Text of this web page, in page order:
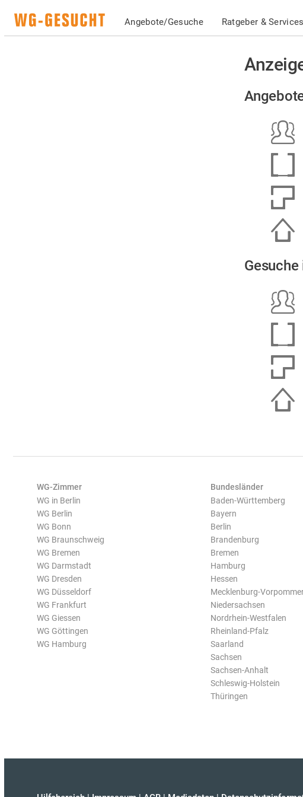
Angebote/Gesuche Ratgeber & Services
Gesuche
WG-Zimmer
WG in Berlin
WG Berlin
WG Bonn
WG Braunschweig
WG Bremen
WG Darmstadt
WG Dresden
WG Düsseldorf
WG Frankfurt
WG Giessen
WG Göttingen
WG Hamburg
Bundesländer
Baden-Württemberg
Bayern
Berlin
Brandenburg
Bremen
Hamburg
Hessen
Mecklenburg-
Niedersachsen
Nordrhein-Westfalen
Rheinland-Pfalz
Saarland
Sachsen
Sachsen-Anhalt
Schleswig-Holstein
Thüringen